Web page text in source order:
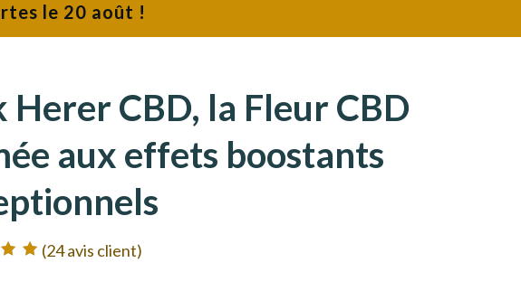
le 20 août !
Herer CBD, la Fleur CBD
aux effets boostants
(24avis client)